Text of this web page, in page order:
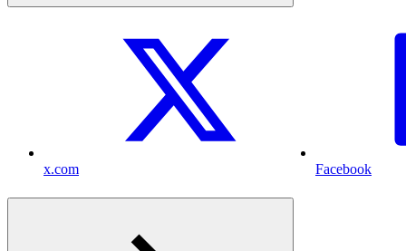
x.com Facebook